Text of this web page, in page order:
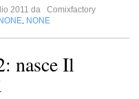
2011 da
Comixfactory
NONE NONE
nasce Il